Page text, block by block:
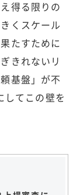
得る限りの
くスケール
たすために
きれないリ
基盤」が不
してこの壁を